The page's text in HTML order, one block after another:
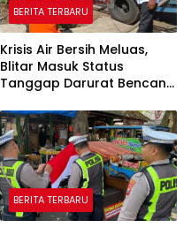
BERITA TERBARU
Krisis Air Bersih Meluas,
Blitar Masuk Status
Tanggap Darurat Bencana
BERITA TERBARU